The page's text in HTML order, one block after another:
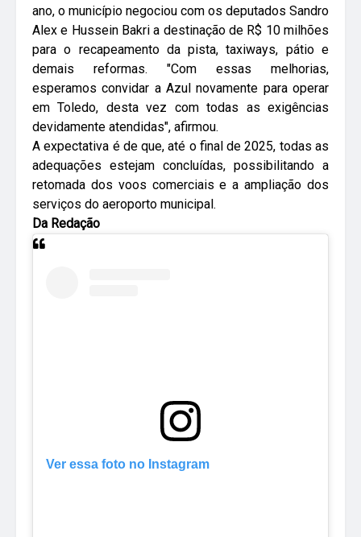
ano, o município negociou com os deputados Sandro
Alex e Hussein Bakri a destinação de R$ 10 milhões
para o recapeamento da pista, taxiways, pátio e
demais reformas. "Com essas melhorias,
esperamos convidar a Azul novamente para operar
em Toledo, desta vez com todas as exigências
devidamente atendidas", afirmou.
A expectativa é de que, até o final de 2025, todas as
adequações estejam concluídas, possibilitando a
retomada dos voos comerciais e a ampliação dos
serviços do aeroporto municipal.
Da Redação
Ver essa foto no Instagram